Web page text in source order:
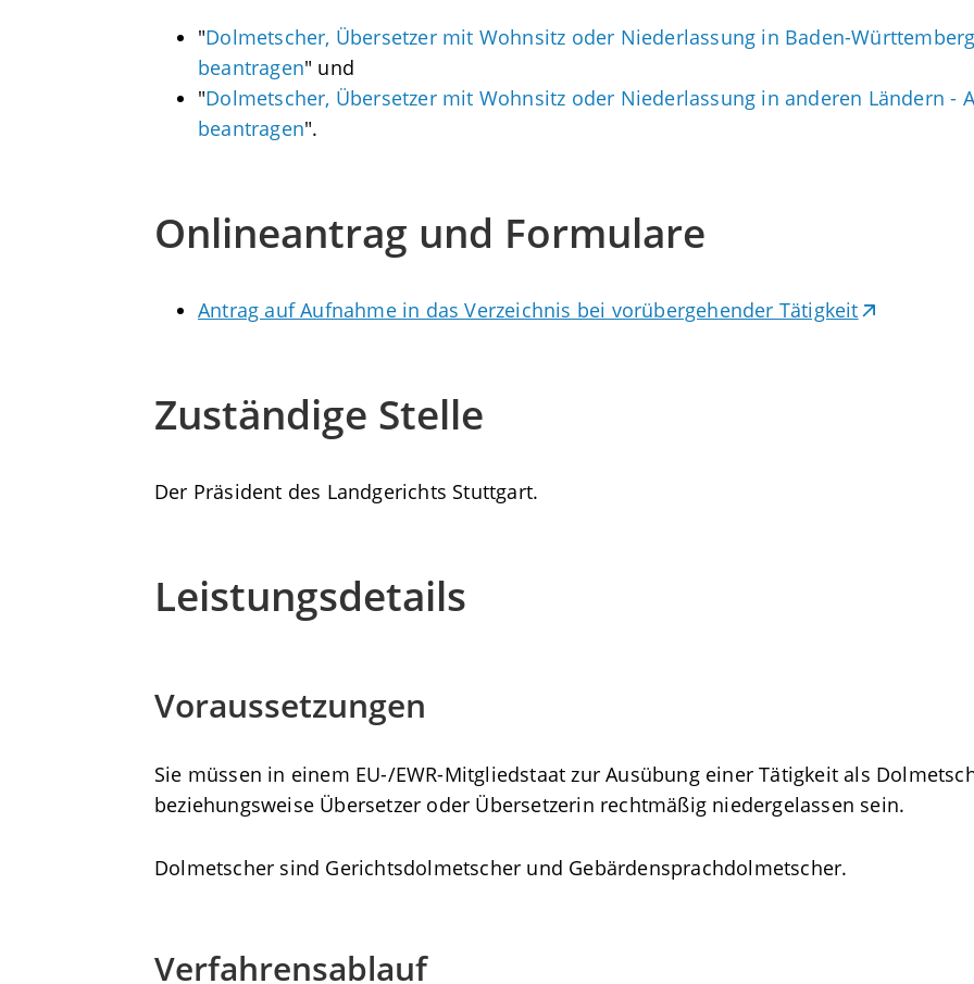
"Dolmetscher, Übersetzer mit Wohnsitz oder Niederlassung in Baden-
beantragen" und
"Dolmetscher, Übersetzer mit Wohnsitz oder Niederlassung in anderen Ländern -
beantragen".
Onlineantrag und Formulare
Antrag auf Aufnahme in das Verzeichnis bei vorübergehender Tätigkeit
Zuständige Stelle
Der Präsident des Landgerichts Stuttgart.
Leistungsdetails
Voraussetzungen
Sie müssen in einem EU-/EWR-Mitgliedstaat zur Ausübung einer Tätigkeit als
beziehungsweise Übersetzer oder Übersetzerin rechtmäßig niedergelassen sein.
Dolmetscher sind Gerichtsdolmetscher und Gebärdensprachdolmetscher.
Verfahrensablauf